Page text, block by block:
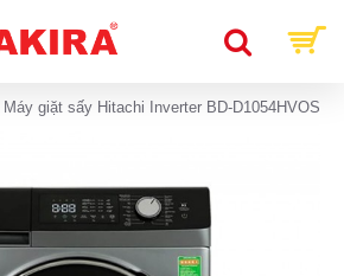
Máy giặt sấy Hitachi Inverter BD-D1054HVOS